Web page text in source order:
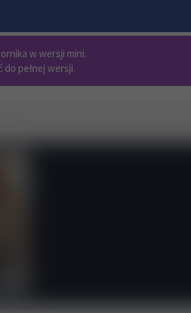
w wersji mini.
do pełnej wersji.